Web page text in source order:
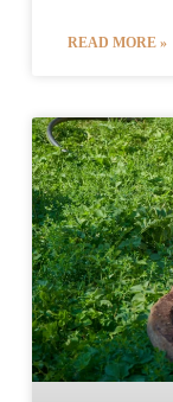
READ MORE »